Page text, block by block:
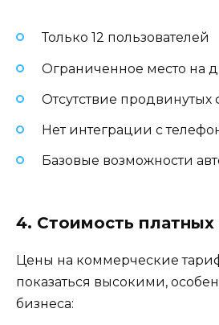
Только 12 пользователей
Ограниченное место на
Отсутствие продвинутых
Нет интеграции с
Базовые возможности
4. Стоимость
Цены на коммерческие
показаться высокими,
бизнеса: